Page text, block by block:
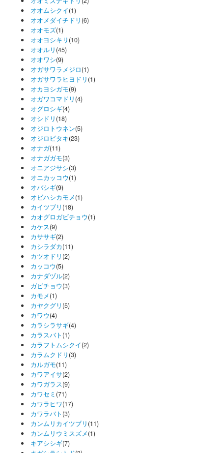
オオムシクイ(1)
オオメダイチドリ (6)
オオモズ(1)
オオヨシキリ (10)
オオルリ (45)
オオワシ(9)
オガサワラメジロ(1)
オガサワラヒヨドリ (1)
オカヨシガモ(9)
オガワコマドリ (4)
オグロシギ(4)
オシドリ (18)
オジロトウネン(5)
オジロビタキ(23)
オナガ(11)
オナガガモ(3)
オニアジサシ(3)
オニカッコウ(1)
オバシギ(9)
オビハシカモメ(1)
カイツブリ (18)
カオグロガビチョウ(1)
カケス(9)
カササギ(2)
カシラダカ(11)
カツオドリ (2)
カッコウ(5)
カナダヅル(2)
ガビチョウ(3)
カモメ(1)
カヤクグリ (5)
カワウ(4)
カラシラサギ(4)
カラスバト (1)
カラフトムシクイ(2)
カラムクドリ (3)
カルガモ(11)
カワアイサ(2)
カワガラス(9)
カワセミ (71)
カワラヒワ(17)
カワラバト (3)
カンムリカイツブリ (11)
カンムリウミスズメ(1)
キアシシギ(7)